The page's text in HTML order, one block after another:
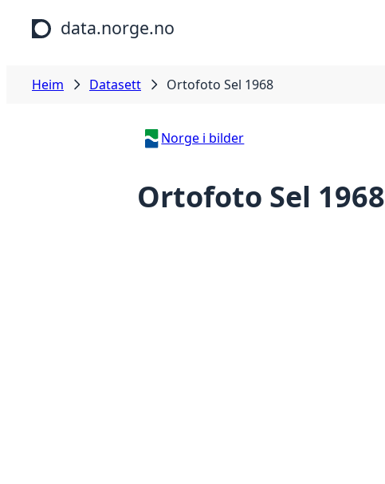
Hopp til hovudinnhald
data.norge.no
Heim Datasett Ortofoto Sel 1968
Norge i bilder
Ortofoto Sel 1968